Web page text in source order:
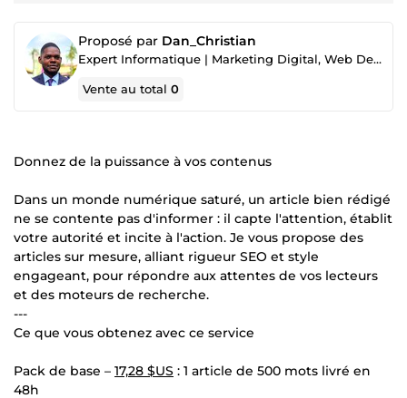
Proposé par Dan_Christian
Expert Informatique | Marketing Digital, Web Design & Gestion Documentaire
Vente au total0
Donnez de la puissance à vos contenus
Dans un monde numérique saturé, un article bien rédigé
ne se contente pas d'informer : il capte l'attention, établit
votre autorité et incite à l'action. Je vous propose des
articles sur mesure, alliant rigueur SEO et style
engageant, pour répondre aux attentes de vos lecteurs
et des moteurs de recherche.
---
Ce que vous obtenez avec ce service
Pack de base – 17,28 $US : 1 article de 500 mots livré en
48h